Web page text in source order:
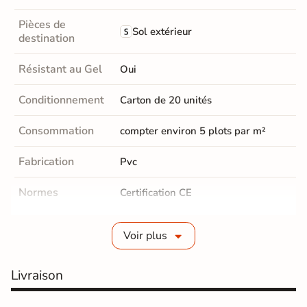
Pièces de
destination
Sol extérieur
Résistant au Gel Oui
Conditionnement Carton de 20 unités
Consommation compter environ 5 plots par m²
Fabrication Pvc
Normes Certification CE
Très Grande résistance à l'usure et
aux charges lourdes
Origine
Voir plus
Livraison